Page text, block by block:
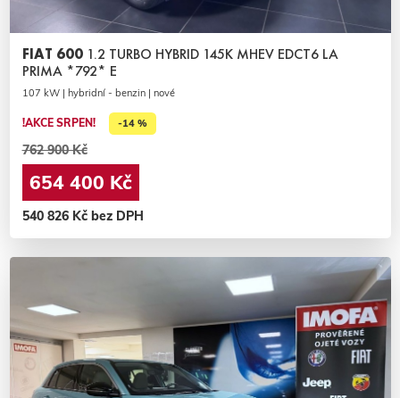
FIAT 600 1.2 TURBO HYBRID 145K MHEV EDCT6 LA
PRIMA *792* E
107 kW | hybridní - benzin | nové
!AKCE SRPEN! -14 %
762 900 Kč
654 400 Kč
540 826 Kč bez DPH